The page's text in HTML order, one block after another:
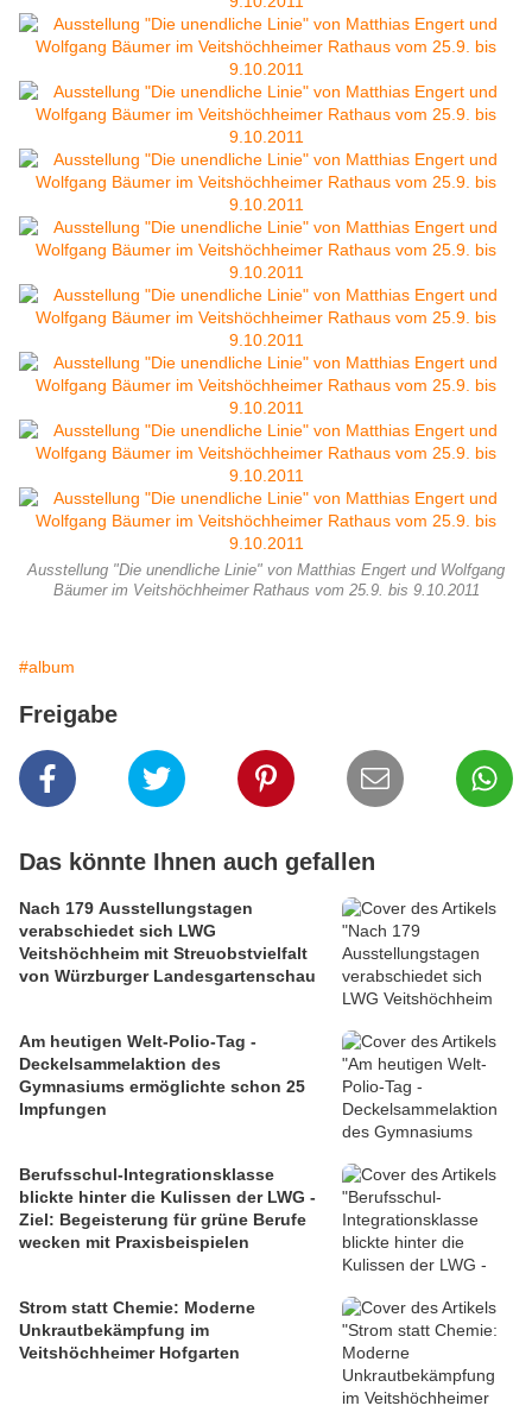
Ausstellung "Die unendliche Linie" von Matthias Engert und Wolfgang
Bäumer im Veitshöchheimer Rathaus vom 25.9. bis 9.10.2011
#album
Freigabe
Das könnte Ihnen auch gefallen
Nach 179 Ausstellungstagen
verabschiedet sich LWG
Veitshöchheim mit Streuobstvielfalt
von Würzburger Landesgartenschau
Am heutigen Welt-Polio-Tag -
Deckelsammelaktion des
Gymnasiums ermöglichte schon 25
Impfungen
Berufsschul-Integrationsklasse
blickte hinter die Kulissen der LWG -
Ziel: Begeisterung für grüne Berufe
wecken mit Praxisbeispielen
Strom statt Chemie: Moderne
Unkrautbekämpfung im
Veitshöchheimer Hofgarten